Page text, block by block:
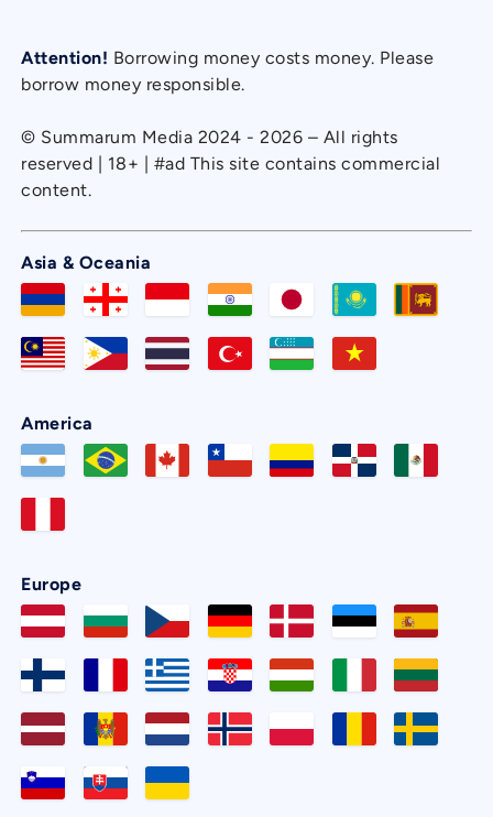
Attention! Borrowing money costs money. Please
borrow money responsible.
© Summarum Media 2024 - 2026 – All rights
reserved | 18+ | #ad This site contains commercial
content.
Asia & Oceania
America
Europe